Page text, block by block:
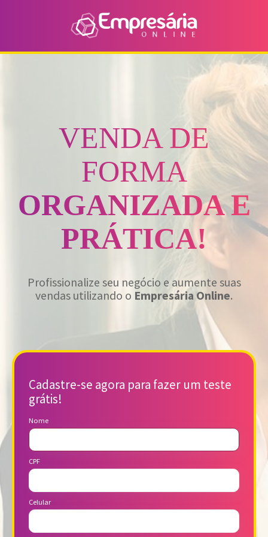
VENDA DE
FORMA
ORGANIZADA E
PRÁTICA!
Profissionalize seu negócio e aumente suas
vendas utilizando o Empresária Online.
Cadastre-se agora para fazer um teste
grátis!
Nome
CPF
Celular